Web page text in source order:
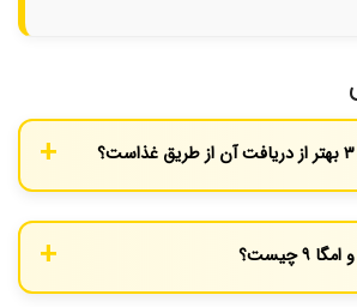
مجموعه‌ای از ویتامین‌ها، مواد معدنی و
می‌کنند که با هم کار می‌کنند. مکمل‌ها زمانی مفید
(رژیم گیاهخواری، عدم دسترسی یا عدم